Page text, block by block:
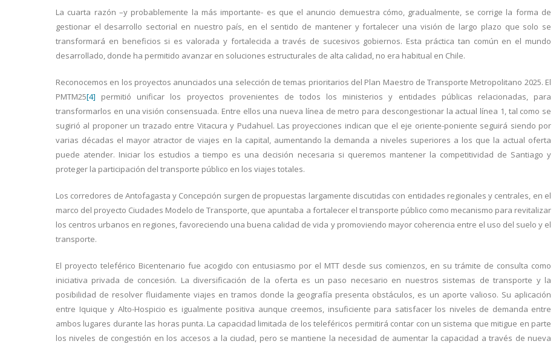
La cuarta razón –y probablemente la más importante- es que el anuncio demuestra cómo, gradualmente, se corrige la forma de
gestionar el desarrollo sectorial en nuestro país, en el sentido de mantener y fortalecer una visión de largo plazo que solo se
transformará en beneficios si es valorada y fortalecida a través de sucesivos gobiernos. Esta práctica tan común en el mundo
desarrollado, donde ha permitido avanzar en soluciones estructurales de alta calidad, no era habitual en Chile.
Reconocemos en los proyectos anunciados una selección de temas prioritarios del Plan Maestro de Transporte Metropolitano 2025. El
PMTM25[4] permitió unificar los proyectos provenientes de todos los ministerios y entidades públicas relacionadas, para
transformarlos en una visión consensuada. Entre ellos una nueva línea de metro para descongestionar la actual línea 1, tal como se
sugirió al proponer un trazado entre Vitacura y Pudahuel. Las proyecciones indican que el eje oriente-poniente seguirá siendo por
varias décadas el mayor atractor de viajes en la capital, aumentando la demanda a niveles superiores a los que la actual oferta
puede atender. Iniciar los estudios a tiempo es una decisión necesaria si queremos mantener la competitividad de Santiago y
proteger la participación del transporte público en los viajes totales.
Los corredores de Antofagasta y Concepción surgen de propuestas largamente discutidas con entidades regionales y centrales, en el
marco del proyecto Ciudades Modelo de Transporte, que apuntaba a fortalecer el transporte público como mecanismo para revitalizar
los centros urbanos en regiones, favoreciendo una buena calidad de vida y promoviendo mayor coherencia entre el uso del suelo y el
transporte.
El proyecto teleférico Bicentenario fue acogido con entusiasmo por el MTT desde sus comienzos, en su trámite de consulta como
iniciativa privada de concesión. La diversificación de la oferta es un paso necesario en nuestros sistemas de transporte y la
posibilidad de resolver fluidamente viajes en tramos donde la geografía presenta obstáculos, es un aporte valioso. Su aplicación
entre Iquique y Alto-Hospicio es igualmente positiva aunque creemos, insuficiente para satisfacer los niveles de demanda entre
ambos lugares durante las horas punta. La capacidad limitada de los teleféricos permitirá contar con un sistema que mitigue en parte
los niveles de congestión en los accesos a la ciudad, pero se mantiene la necesidad de aumentar la capacidad a través de nueva